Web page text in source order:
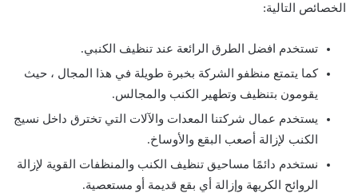
الخصائص التالية:
تستخدم افضل الطرق الرائعة عند تنظيف الكنبي.
كما يتمتع منظفو الشركة بخبرة طويلة في هذا المجال ، حيث
يقومون بتنظيف وتطهير الكنب والمجالس.
يستخدم عمال شركتنا المعدات والآلات التي تخترق داخل نسيج
الكنب لإزالة أصعب البقع والأوساخ.
نستخدم دائمًا مساحيق تنظيف الكنب والمنظفات القوية لإزالة
الروائح الكريهة وإزالة أي بقع قديمة أو مستعصية.